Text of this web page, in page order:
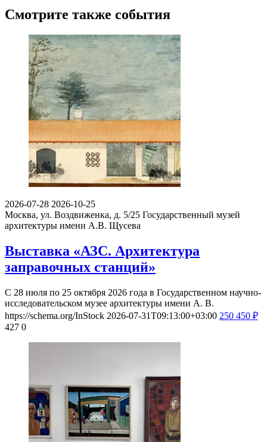
Смотрите также события
2026-07-28 2026-10-25
Москва, ул. Воздвиженка, д. 5/25 Государственный музей
архитектуры имени А.В. Щусева
Выставка «АЗС. Архитектура
заправочных станций»
С 28 июля по 25 октября 2026 года в Государственном научно-
исследовательском музее архитектуры имени А. В.
https://schema.org/InStock 2026-07-31T09:13:00+03:00 250 450 ₽
427 0